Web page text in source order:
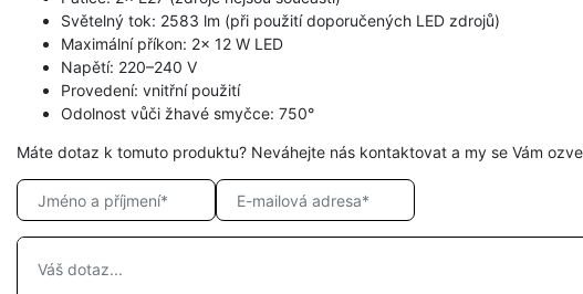
Světelný tok: 2583 lm (při použití doporučených LED zdrojů)
Maximální příkon: 2× 12 W LED
Napětí: 220–240 V
Provedení: vnitřní použití
Odolnost vůči žhavé smyčce: 750°
Máte dotaz k tomuto produktu? Neváhejte nás kontaktovat a my se Vám